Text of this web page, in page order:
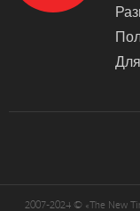
2007-2024 © «The New